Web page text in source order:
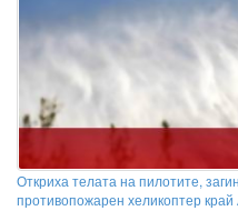
Откриха телата на пилотите,
противопожарен хеликоптер край